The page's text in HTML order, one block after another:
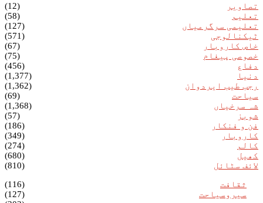
تصاویر
(12)
تعلیم
(58)
تعلیمی سرگرمیاں
(127)
ٹیکنالوجی
(571)
خاص کاروبار
(67)
خصوصی پیغام
(75)
دفاع
(456)
دنیا
(1,377)
رجب طیب ایردوان
(1,362)
سیاحت
(69)
شہ سرخیاں
(1,368)
شوبز
(57)
فن و فنکار
(186)
کاروبار
(349)
کالم
(274)
کھیل
(680)
لائف سٹائل
(810)
ثقافت
(116)
سیروسیاحت
(127)